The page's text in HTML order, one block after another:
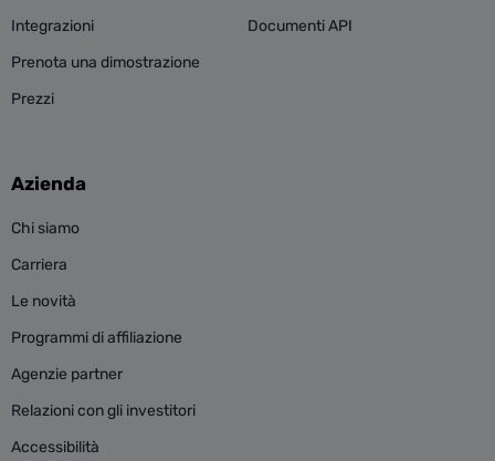
Integrazioni
Prenota una dimostrazione
Prezzi
Documenti API
Azienda
Chi siamo
Carriera
Le novità
Programmi di affiliazione
Agenzie partner
Relazioni con gli investitori
Accessibilità